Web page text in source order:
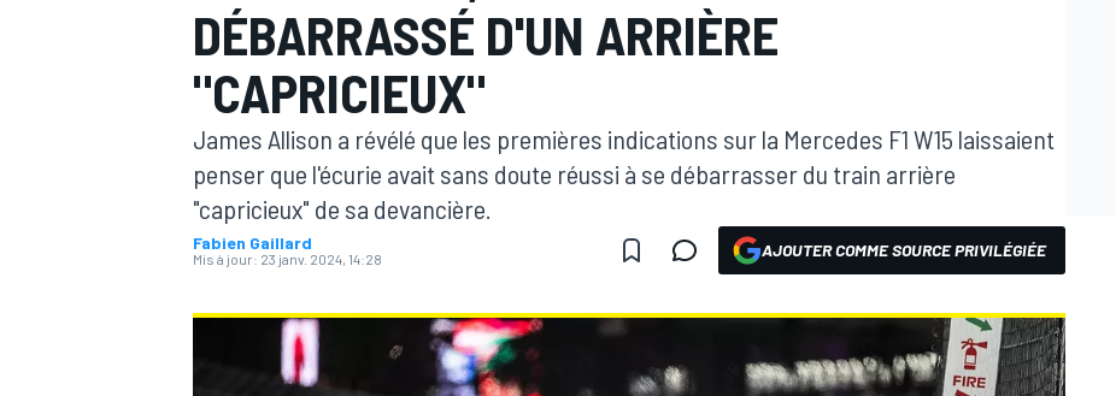
MOTOGP
DÉBARRASSÉ D'UN ARRIÈRE
"CAPRICIEUX"
James Allison a révélé que les premières indications sur la Mercedes F1 W15 laissaient
penser que l'écurie avait sans doute réussi à se débarrasser du train arrière
"capricieux" de sa devancière.
Fabien Gaillard
Mis à jour: 23 janv. 2024, 14:28 AJOUTER COMME SOURCE PRIVILÉGIÉE